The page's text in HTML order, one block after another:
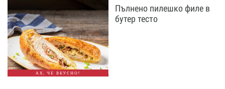
АХ, ЧЕ ВКУСНО!
Пълнено пилешко филе в
бутер тесто